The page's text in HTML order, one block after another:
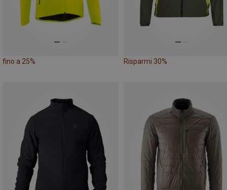
fino a 25% Risparmi 30%